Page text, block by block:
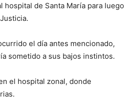
de Santa María para luego
el día antes mencionado,
sometido a sus bajos instintos.
el hospital zonal, donde